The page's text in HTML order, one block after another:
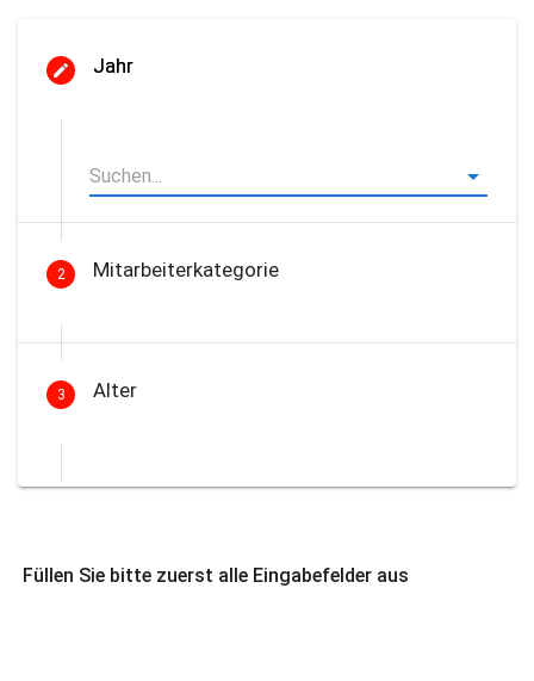
Jahr
2 Mitarbeiterkategorie
3 Alter
Füllen Sie bitte zuerst alle Eingabefelder aus